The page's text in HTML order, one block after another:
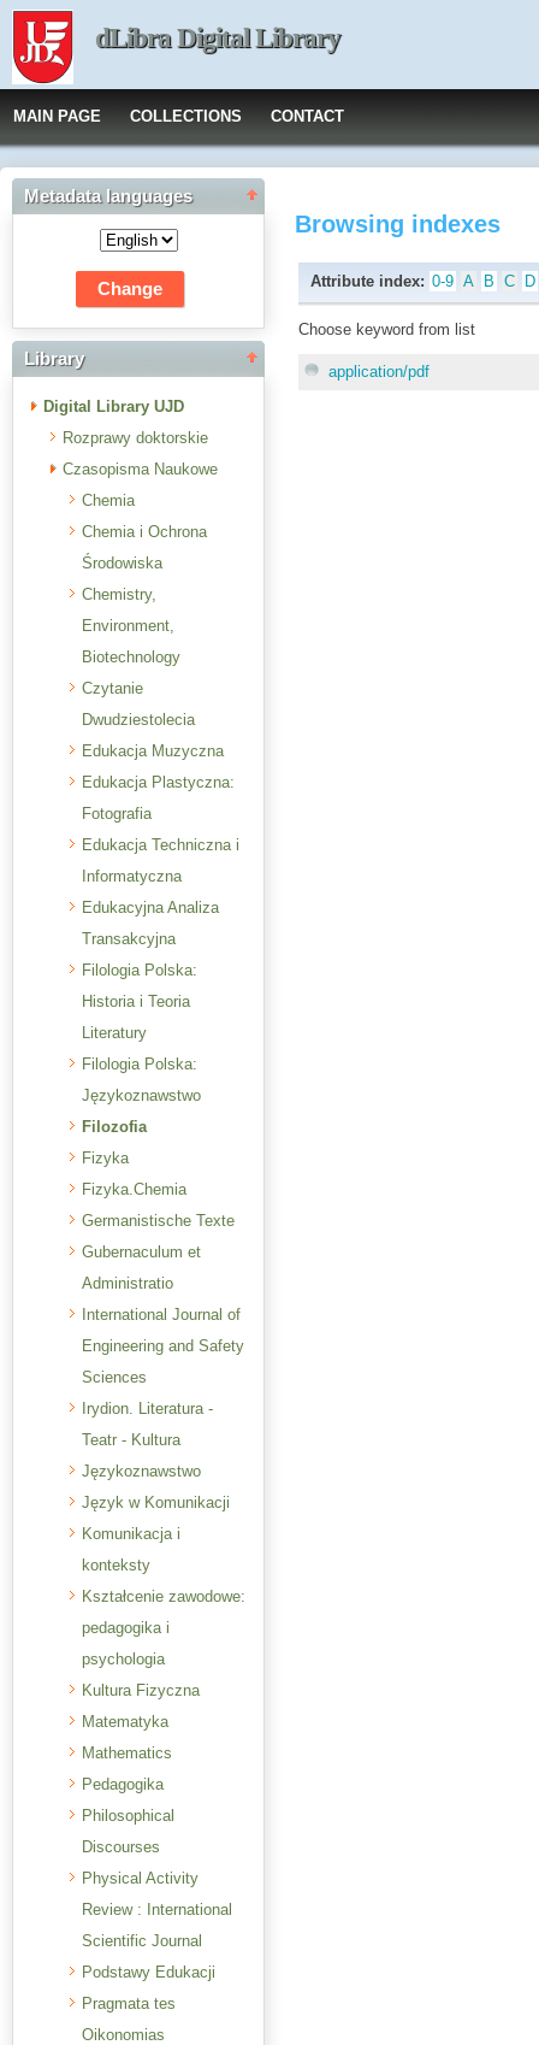
dLibra Digital Library
MAIN PAGE COLLECTIONS CONTACT
Metadata languages
Library
Digital Library UJD
Rozprawy doktorskie
Czasopisma Naukowe
Chemia
Chemia i Ochrona
Środowiska
Chemistry,
Environment,
Biotechnology
Czytanie
Dwudziestolecia
Edukacja Muzyczna
Edukacja Plastyczna:
Fotografia
Edukacja Techniczna i
Informatyczna
Edukacyjna Analiza
Transakcyjna
Filologia Polska:
Historia i Teoria
Literatury
Filologia Polska:
Językoznawstwo
Filozofia
Fizyka
Fizyka.Chemia
Germanistische Texte
Gubernaculum et
Administratio
International Journal of
Engineering and Safety
Sciences
Irydion. Literatura -
Teatr - Kultura
Językoznawstwo
Język w Komunikacji
Komunikacja i
konteksty
Kształcenie zawodowe:
pedagogika i
psychologia
Kultura Fizyczna
Matematyka
Mathematics
Pedagogika
Philosophical
Discourses
Physical Activity
Review : International
Scientific Journal
Podstawy Edukacji
Pragmata tes
Oikonomias
Browsing indexes
Attribute index: 0-9 A B C D
Choose keyword from list
application/pdf